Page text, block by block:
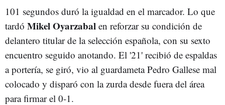
101 segundos duró la igualdad en el marcador. Lo que
tardó Mikel Oyarzabal en reforzar su condición de
delantero titular de la selección española, con su sexto
encuentro seguido anotando. El '21' recibió de espaldas
a portería, se giró, vio al guardameta Pedro Gallese mal
colocado y disparó con la zurda desde fuera del área
para firmar el 0-1.